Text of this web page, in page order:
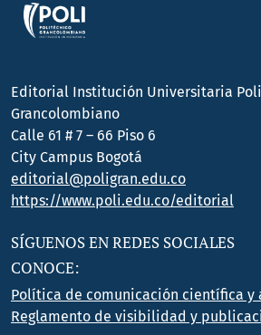
Editorial Institución Universitaria
Grancolombiano
Calle 61 # 7 – 66 Piso 6
City Campus Bogotá
editorial@poligran.edu.co
https://www.poli.edu.co/editorial
SÍGUENOS EN REDES SOCIALES
CONOCE:
Política de comunicación científica y
Reglamento de visibilidad y